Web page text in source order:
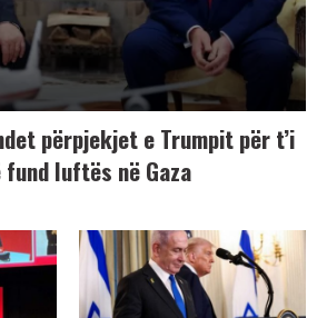
përpjekjet e Trumpit për t’i
fund luftës në Gaza